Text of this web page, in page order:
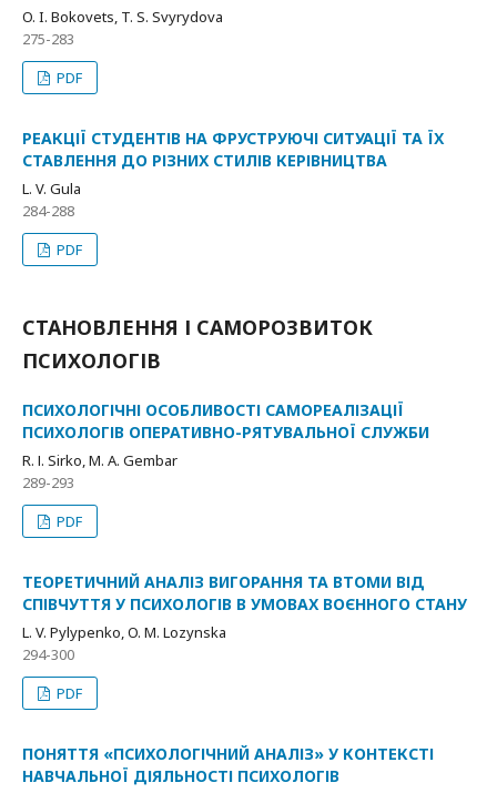
O. I. Bokovets, T. S. Svyrydova
275-283
PDF
РЕАКЦІЇ СТУДЕНТІВ НА ФРУСТРУЮЧІ СИТУАЦІЇ ТА ЇХ
СТАВЛЕННЯ ДО РІЗНИХ СТИЛІВ КЕРІВНИЦТВА
L. V. Gula
284-288
PDF
СТАНОВЛЕННЯ І САМОРОЗВИТОК
ПСИХОЛОГІВ
ПСИХОЛОГІЧНІ ОСОБЛИВОСТІ САМОРЕАЛІЗАЦІЇ
ПСИХОЛОГІВ ОПЕРАТИВНО-РЯТУВАЛЬНОЇ СЛУЖБИ
R. І. Sirko, M. А. Gembar
289-293
PDF
ТЕОРЕТИЧНИЙ АНАЛІЗ ВИГОРАННЯ ТА ВТОМИ ВІД
СПІВЧУТТЯ У ПСИХОЛОГІВ В УМОВАХ ВОЄННОГО СТАНУ
L. V. Pylypenko, O. M. Lozynska
294-300
PDF
ПОНЯТТЯ «ПСИХОЛОГІЧНИЙ АНАЛІЗ» У КОНТЕКСТІ
НАВЧАЛЬНОЇ ДІЯЛЬНОСТІ ПСИХОЛОГІВ